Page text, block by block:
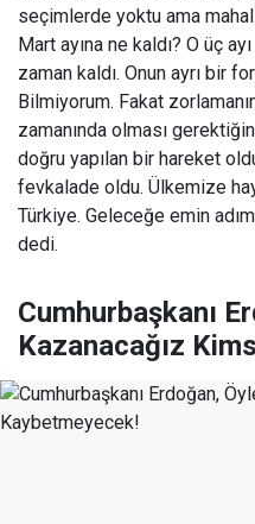
seçimlerde yoktu ama
Mart ayına ne kaldı? O üç
zaman kaldı. Onun ayrı bir
Bilmiyorum. Fakat
zamanında olması
doğru yapılan bir hareket
fevkalade oldu. Ülkemize
Türkiye. Geleceğe emin
dedi.
Cumhurbaşkanı
Kazanacağız